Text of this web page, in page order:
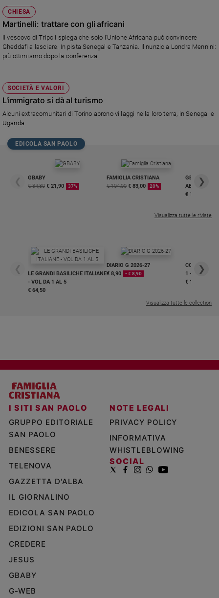
CHIESA
Martinelli: trattare con gli africani
Il vescovo di Tripoli spiega che solo l'Unione Africana può convincere
Gheddafi a lasciare. In pista Senegal e Tanzania. Il nunzio a Londra Mennini:
più ottimismo dopo la conferenza.
SOCIETÀ E VALORI
L'immigrato si dà al turismo
Alcuni extracomunitari di Torino aprono villaggi nella loro terra, in Senegal e
Uganda
EDICOLA SAN PAOLO
❮
GBABY
€ 34,80 € 21,90 37%
FAMIGLIA CRISTIANA
€ 104,00 € 83,00 20%
GBABY
€ 16,99
❯
Visualizza tutte le riviste
❮
LE GRANDI BASILICHE ITALIANE
- VOL DA 1 AL 5
€ 64,50
DIARIO G 2026-27
€ 8,90
- € 8,90
COLLANA
1 - 2
€ 18,50
❯
Visualizza tutte le collection
I SITI SAN PAOLO
GRUPPO EDITORIALE
SAN PAOLO
BENESSERE
TELENOVA
GAZZETTA D'ALBA
IL GIORNALINO
EDICOLA SAN PAOLO
EDIZIONI SAN PAOLO
CREDERE
JESUS
GBABY
G-WEB
NOTE LEGALI
PRIVACY POLICY
INFORMATIVA
WHISTLEBLOWING
SOCIAL